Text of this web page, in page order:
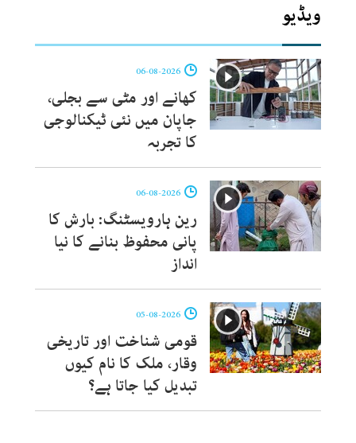
ویڈیو
کھانے اور مٹی سے بجلی،
جاپان میں نئی ٹیکنالوجی
کا تجربہ
رین ہارویسٹنگ: بارش کا
پانی محفوظ بنانے کا نیا
انداز
قومی شناخت اور تاریخی
وقار، ملک کا نام کیوں
تبدیل کیا جاتا ہے؟